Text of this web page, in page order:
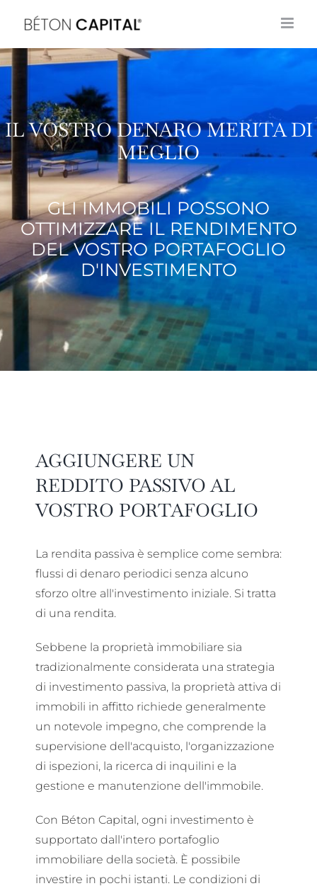
contenuto
IL VOSTRO DENARO MERITA DI
MEGLIO
GLI IMMOBILI POSSONO
OTTIMIZZARE IL RENDIMENTO
DEL VOSTRO PORTAFOGLIO
D'INVESTIMENTO
AGGIUNGERE UN
REDDITO PASSIVO AL
VOSTRO PORTAFOGLIO
La rendita passiva è semplice come sembra:
flussi di denaro periodici senza alcuno
sforzo oltre all'investimento iniziale. Si tratta
di una rendita.
Sebbene la proprietà immobiliare sia
tradizionalmente considerata una strategia
di investimento passiva, la proprietà attiva di
immobili in affitto richiede generalmente
un notevole impegno, che comprende la
supervisione dell'acquisto, l'organizzazione
di ispezioni, la ricerca di inquilini e la
gestione e manutenzione dell'immobile.
Con Béton Capital, ogni investimento è
supportato dall'intero portafoglio
immobiliare della società. È possibile
investire in pochi istanti. Le condizioni di